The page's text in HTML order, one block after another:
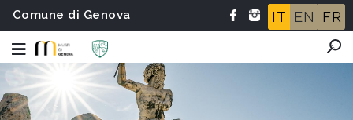
Comune di Genova IT EN FR